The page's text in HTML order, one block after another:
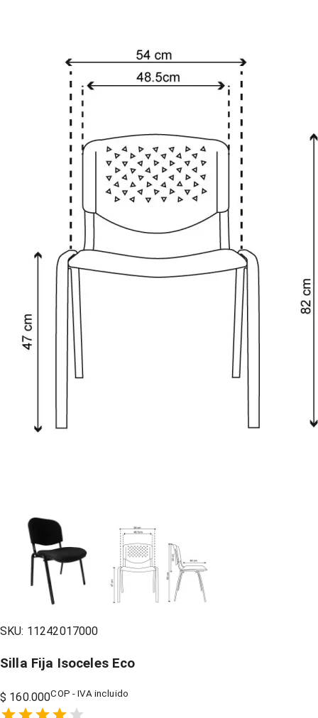
SKU: 11242017000
Silla Fija Isoceles Eco
$ 160.000COP - IVA incluido